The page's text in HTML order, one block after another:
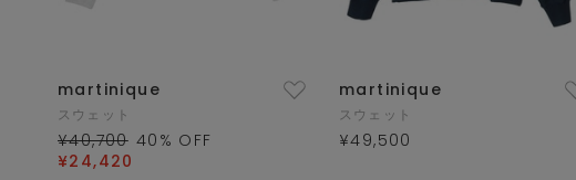
martinique
スウェット
¥40,700 40 % OFF
¥24,420
martinique
スウェット
¥49,500